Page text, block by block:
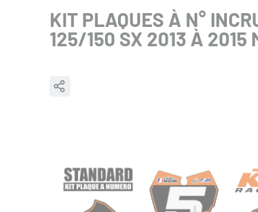
KIT PLAQUES À N°
125/150 SX 2013 À 2015